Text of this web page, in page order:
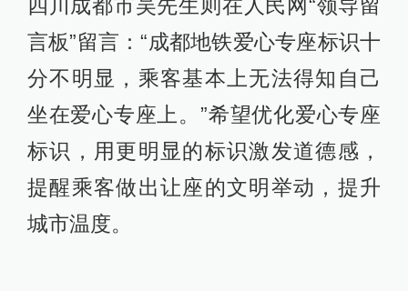
四川成都市吴先生则在人民网“领导留
言板”留言：“成都地铁爱心专座标识十
分不明显，乘客基本上无法得知自己
坐在爱心专座上。”希望优化爱心专座
标识，用更明显的标识激发道德感，
提醒乘客做出让座的文明举动，提升
城市温度。